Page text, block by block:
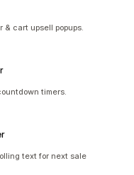
& cart upsell popups.
timers.
text for next sale